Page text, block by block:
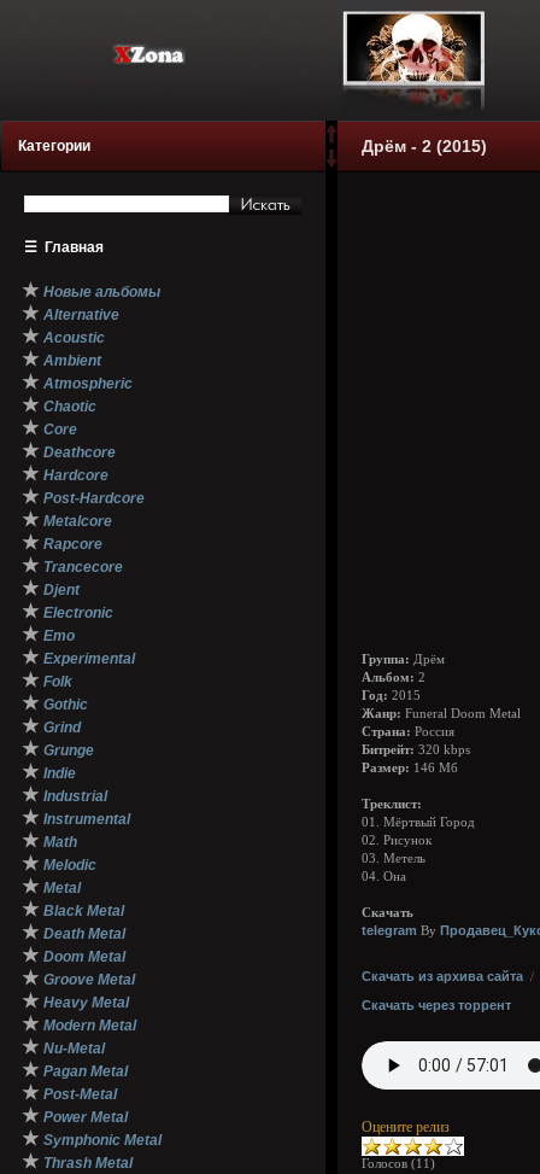
Категории
☰ Главная
★ Новые альбомы
★ Alternative
★ Acoustic
★ Ambient
★ Atmospheric
★ Chaotic
★ Core
★ Deathcore
★ Hardcore
★ Post-Hardcore
★ Metalcore
★ Rapcore
★ Trancecore
★ Djent
★ Electronic
★ Emo
★ Experimental
★ Folk
★ Gothic
★ Grind
★ Grunge
★ Indie
★ Industrial
★ Instrumental
★ Math
★ Melodic
★ Metal
★ Black Metal
★ Death Metal
★ Doom Metal
★ Groove Metal
★ Heavy Metal
★ Modern Metal
★ Nu-Metal
★ Pagan Metal
★ Post-Metal
★ Power Metal
★ Symphonic Metal
★ Thrash Metal
Дрём - 2 (2015)
Группа: Дрём
Альбом: 2
Год: 2015
Жанр: Funeral Doom Metal
Страна: Россия
Битрейт: 320 kbps
Размер: 146 Мб
Треклист:
01. Мёртвый Город
02. Рисунок
03. Метель
04. Она
Скачать
telegram By
Скачать из архива сайта /
Скачать через торрент
Оцените релиз
Голосов (11)